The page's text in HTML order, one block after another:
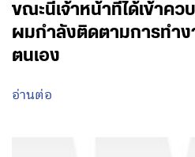
ขณะนี้เจ้าหน้าที่ได้เข้าค
ผมกำลังติดตามการทำง
ตนเอง
อ่านต่อ